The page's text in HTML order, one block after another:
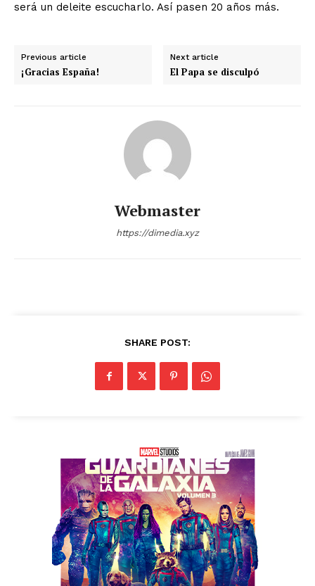
será un deleite escucharlo. Así pasen 20 años más.
Previous article
¡Gracias España!
Next article
El Papa se disculpó
Webmaster
https://dimedia.xyz
SHARE POST: